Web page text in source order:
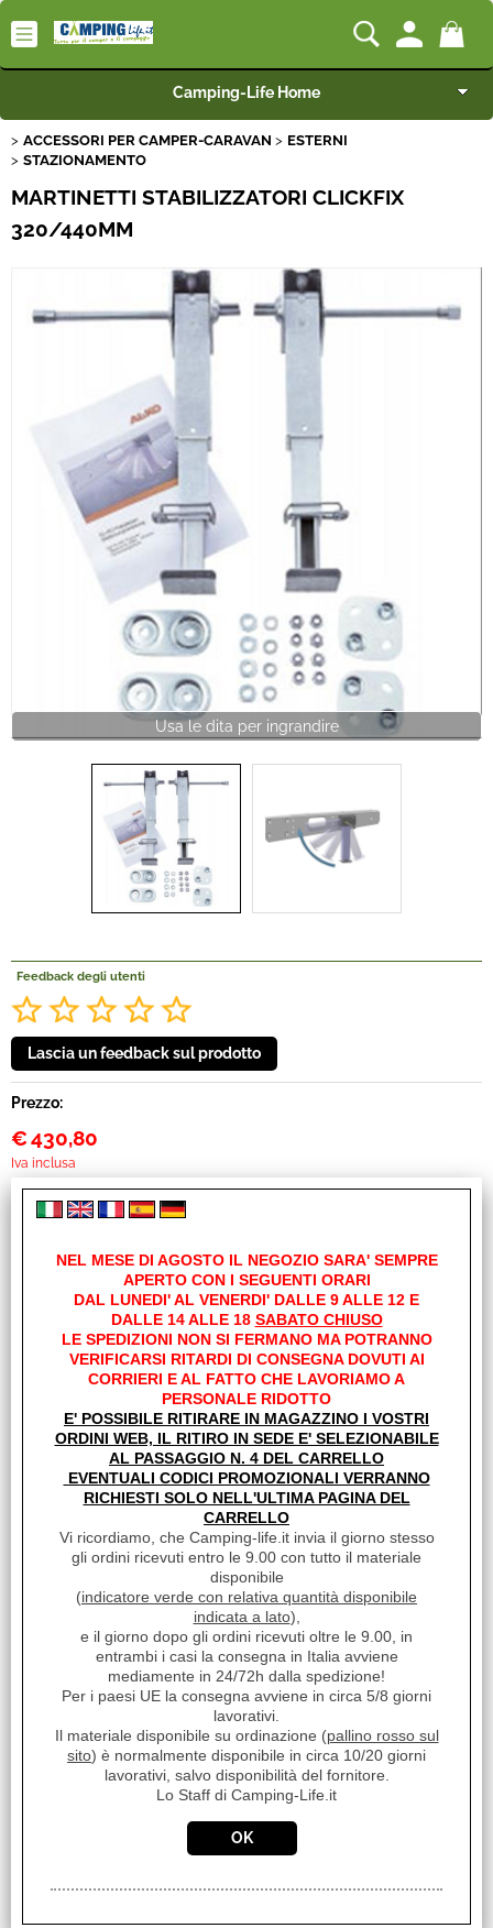
Camping-Life Home
Articoli per Camper e Caravan
Articoli per Furgonati e Van
Campeggio e Giardino
Nautica
Offerte Del mese
Fineserie e Occasioni
Convenzioni
La nostra Officina
Veicoli Pronta consegna
Lavora Con Noi
ACCESSORI PER CAMPER-CARAVAN
ESTERNI
STAZIONAMENTO
MARTINETTI STABILIZZATORI CLICKFIX
320/440MM
Usa le dita per ingrandire
Feedback degli utenti
Prezzo:
€430,80
Iva inclusa
Spese di trasporto:
€ 15,01 Iva inclusa
Maggiori dettagli
Cod. art.:
Sc.Camperisti Italiani Premium:
Sc. Club Convenzionati:
Unità di misura:
Disponibilità:
Disponibile su Ordinazione in circa 10/20gg (Tempistica
indicativa non vincolante)
Da ordinare al Fornitore 10-20gg
NEL MESE DI AGOSTO IL NEGOZIO SARA' SEMPRE
APERTO CON I SEGUENTI ORARI
DAL LUNEDI' AL VENERDI' DALLE 9 ALLE 12 E
DALLE 14 ALLE 18 SABATO CHIUSO
LE SPEDIZIONI NON SI FERMANO MA POTRANNO
VERIFICARSI RITARDI DI CONSEGNA DOVUTI AI
CORRIERI E AL FATTO CHE LAVORIAMO A
PERSONALE RIDOTTO
E' POSSIBILE RITIRARE IN MAGAZZINO I VOSTRI
ORDINI WEB, IL RITIRO IN SEDE E' SELEZIONABILE
AL PASSAGGIO N. 4 DEL CARRELLO
EVENTUALI CODICI PROMOZIONALI VERRANNO
RICHIESTI SOLO NELL'ULTIMA PAGINA DEL
CARRELLO
Vi ricordiamo, che Camping-life.it invia il giorno stesso
gli ordini ricevuti entro le 9.00 con tutto il materiale
disponibile
(indicatore verde con relativa quantità disponibile
indicata a lato),
e il giorno dopo gli ordini ricevuti oltre le 9.00, in
entrambi i casi la consegna in Italia avviene
mediamente in 24/72h dalla spedizione!
Per i paesi UE la consegna avviene in circa 5/8 giorni
lavorativi.
Il materiale disponibile su ordinazione (pallino rosso sul
sito) è normalmente disponibile in circa 10/20 giorni
lavorativi, salvo disponibilità del fornitore.
Lo Staff di Camping-Life.it